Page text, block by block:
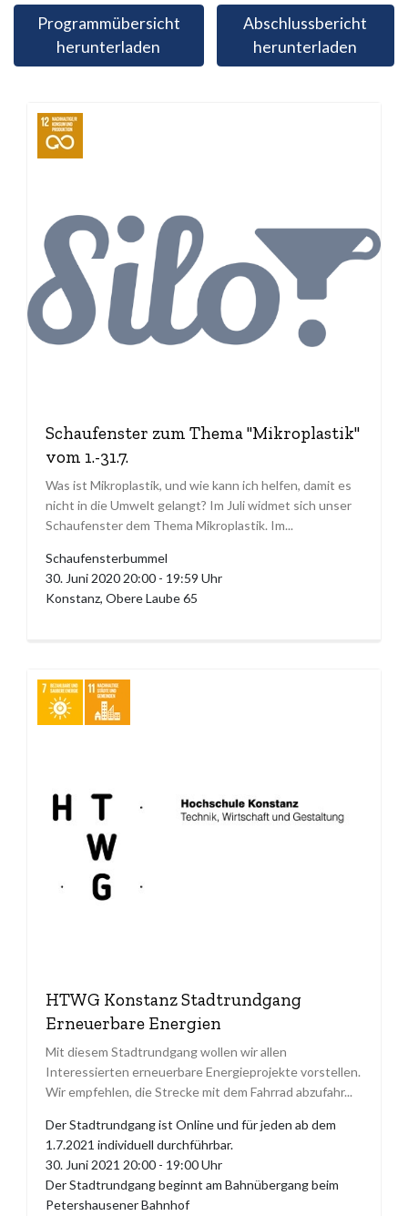
Programmübersicht
herunterladen
Abschlussbericht
herunterladen
Schaufenster zum Thema "Mikroplastik"
vom 1.-31.7.
Was ist Mikroplastik, und wie kann ich helfen, damit es
nicht in die Umwelt gelangt? Im Juli widmet sich unser
Schaufenster dem Thema Mikroplastik. Im...
Schaufensterbummel
30. Juni 2020 20:00 - 19:59 Uhr
Konstanz, Obere Laube 65
HTWG Konstanz Stadtrundgang
Erneuerbare Energien
Mit diesem Stadtrundgang wollen wir allen
Interessierten erneuerbare Energieprojekte vorstellen.
Wir empfehlen, die Strecke mit dem Fahrrad abzufahr...
Der Stadtrundgang ist Online und für jeden ab dem
1.7.2021 individuell durchführbar.
30. Juni 2021 20:00 - 19:00 Uhr
Der Stadtrundgang beginnt am Bahnübergang beim
Petershausener Bahnhof